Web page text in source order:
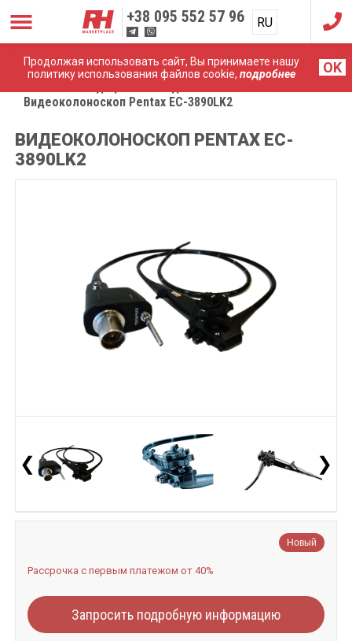
Продолжая использовать сайт, Вы принимаете нашу
политику использования файлов cookie, подробнее OK
+38 095 552 57 96 RU
UA
Видеоколоноскоп Pentax EC-3890LK2
ВИДЕОКОЛОНОСКОП PENTAX EC-
3890LK2
❮ ❯
Новый
Рассрочка с первым платежом от 40%
Запросить подробную информацию